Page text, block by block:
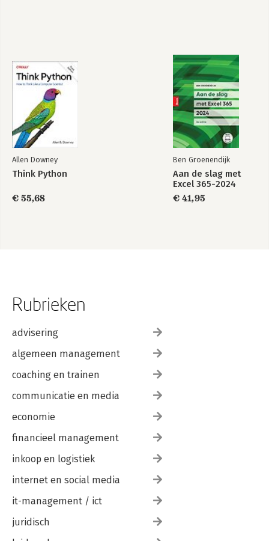
Allen Downey
Think Python
€ 55,68
Ben Groenendijk
Aan de slag met
Excel 365-2024
€ 41,95
Rubrieken
advisering
algemeen management
coaching en trainen
communicatie en media
economie
financieel management
inkoop en logistiek
internet en social media
it-management / ict
juridisch